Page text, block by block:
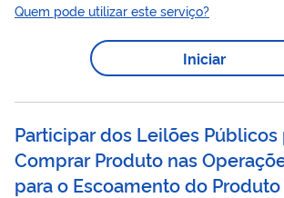
ou comerciais de empresas (cisão, fusão ou
Brasil ou exterior. A empresa sucessora é
atualização dos dados. Esse serviço pode ser solicitado por
estejam aguardando...
Quem pode utilizar este serviço?
Iniciar
Participar dos Leilões Públicos
Comprar Produto nas
para o Escoamento do Produto